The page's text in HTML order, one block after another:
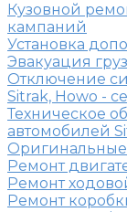
Кузовной
кампаний
Установка
Эвакуация
Отключение
Sitrak, Howo -
Техническое
автомобилей
Оригинальные
Ремонт
Ремонт
Ремонт